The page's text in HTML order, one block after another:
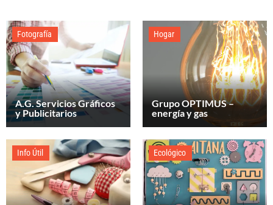
Fotografía
A.G. Servicios Gráficos
y Publicitarios
Hogar
Grupo OPTIMUS –
energía y gas
Info Útil Ecológico